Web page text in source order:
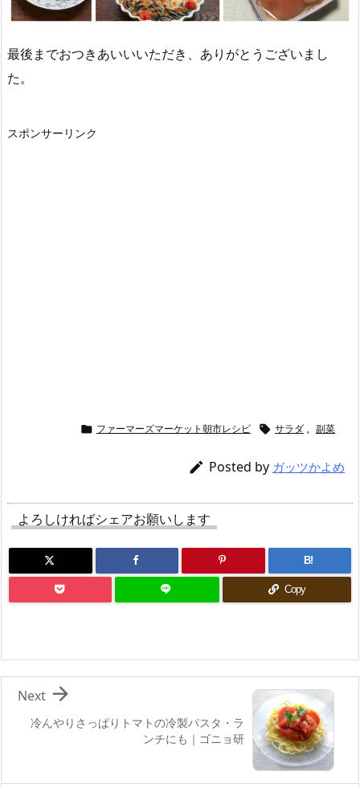
最後までおつきあいいいただき、ありがとうございまし
た。
スポンサーリンク
 ファーマーズマーケット朝市レシピ  サラダ , 副菜
 Posted by ガッツかよめ
よろしければシェアお願いします
B!
Copy
冷んやりさっぱりトマトの冷製パスタ・ラ
ンチにも｜ゴニョ研

Next